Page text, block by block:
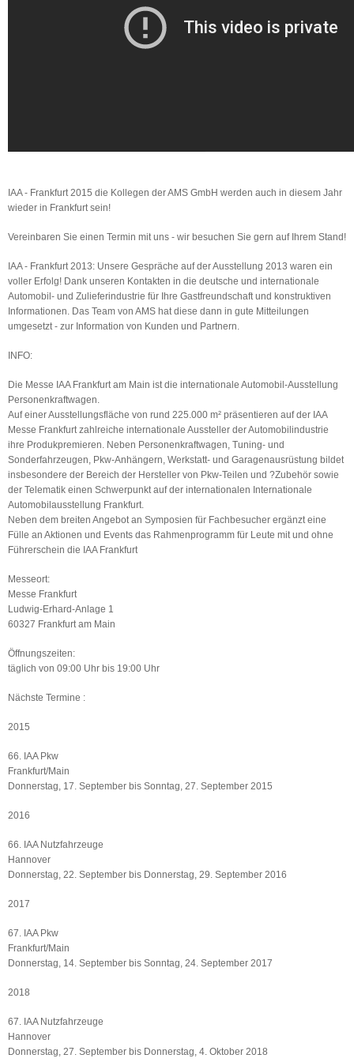
IAA - Frankfurt 2015 die Kollegen der AMS GmbH werden auch in diesem Jahr
wieder in Frankfurt sein!
Vereinbaren Sie einen Termin mit uns - wir besuchen Sie gern auf Ihrem Stand!
IAA - Frankfurt 2013: Unsere Gespräche auf der Ausstellung 2013 waren ein
voller Erfolg! Dank unseren Kontakten in die deutsche und internationale
Automobil- und Zulieferindustrie für Ihre Gastfreundschaft und konstruktiven
Informationen. Das Team von AMS hat diese dann in gute Mitteilungen
umgesetzt - zur Information von Kunden und Partnern.
INFO:
Die Messe IAA Frankfurt am Main ist die internationale Automobil-Ausstellung
Personenkraftwagen.
Auf einer Ausstellungsfläche von rund 225.000 m² präsentieren auf der IAA
Messe Frankfurt zahlreiche internationale Aussteller der Automobilindustrie
ihre Produkpremieren. Neben Personenkraftwagen, Tuning- und
Sonderfahrzeugen, Pkw-Anhängern, Werkstatt- und Garagenausrüstung bildet
insbesondere der Bereich der Hersteller von Pkw-Teilen und ?Zubehör sowie
der Telematik einen Schwerpunkt auf der internationalen Internationale
Automobilausstellung Frankfurt.
Neben dem breiten Angebot an Symposien für Fachbesucher ergänzt eine
Fülle an Aktionen und Events das Rahmenprogramm für Leute mit und ohne
Führerschein die IAA Frankfurt
Messeort:
Messe Frankfurt
Ludwig-Erhard-Anlage 1
60327 Frankfurt am Main
Öffnungszeiten:
täglich von 09:00 Uhr bis 19:00 Uhr
Nächste Termine :
2015
66. IAA Pkw
Frankfurt/Main
Donnerstag, 17. September bis Sonntag, 27. September 2015
2016
66. IAA Nutzfahrzeuge
Hannover
Donnerstag, 22. September bis Donnerstag, 29. September 2016
2017
67. IAA Pkw
Frankfurt/Main
Donnerstag, 14. September bis Sonntag, 24. September 2017
2018
67. IAA Nutzfahrzeuge
Hannover
Donnerstag, 27. September bis Donnerstag, 4. Oktober 2018